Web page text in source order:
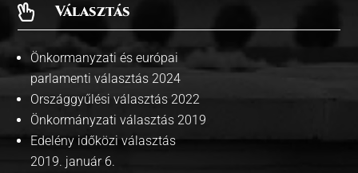
 Választás
Önkormanyzati és európai
parlamenti választás 2024
Országgyűlési választás 2022
Önkormányzati választás 2019
Edelény időközi választás
2019. január 6.